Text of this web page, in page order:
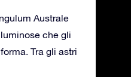
Australe
che gli
Tra gli astri